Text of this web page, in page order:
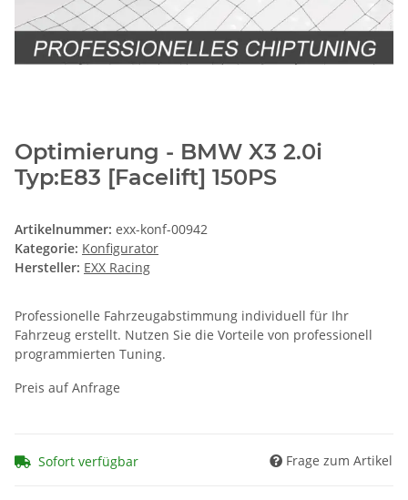
Optimierung - BMW X3 2.0i
Typ:E83 [Facelift] 150PS
Artikelnummer: exx-konf-00942
Kategorie: Konfigurator
Hersteller: EXX Racing
Professionelle Fahrzeugabstimmung individuell für Ihr
Fahrzeug erstellt. Nutzen Sie die Vorteile von professionell
programmierten Tuning.
Preis auf Anfrage
Sofort verfügbar Frage zum Artikel